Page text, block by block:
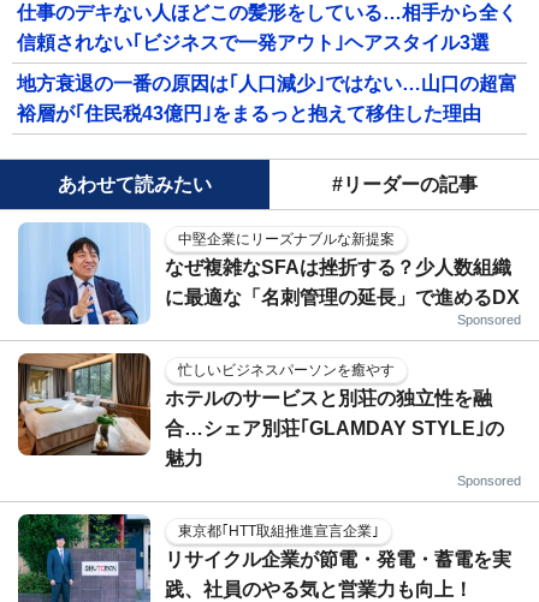
仕事のデキない人ほどこの髪形をしている…相手から全く
信頼されない｢ビジネスで一発アウト｣ヘアスタイル3選
地方衰退の一番の原因は｢人口減少｣ではない…山口の超富
裕層が｢住民税43億円｣をまるっと抱えて移住した理由
あわせて読みたい #リーダーの記事
中堅企業にリーズナブルな新提案
なぜ複雑なSFAは挫折する？少人数組織
に最適な「名刺管理の延長」で進めるDX
Sponsored
忙しいビジネスパーソンを癒やす
ホテルのサービスと別荘の独立性を融
合…シェア別荘｢GLAMDAY STYLE｣の
魅力
Sponsored
東京都｢HTT取組推進宣言企業｣
リサイクル企業が節電・発電・蓄電を実
践、社員のやる気と営業力も向上！